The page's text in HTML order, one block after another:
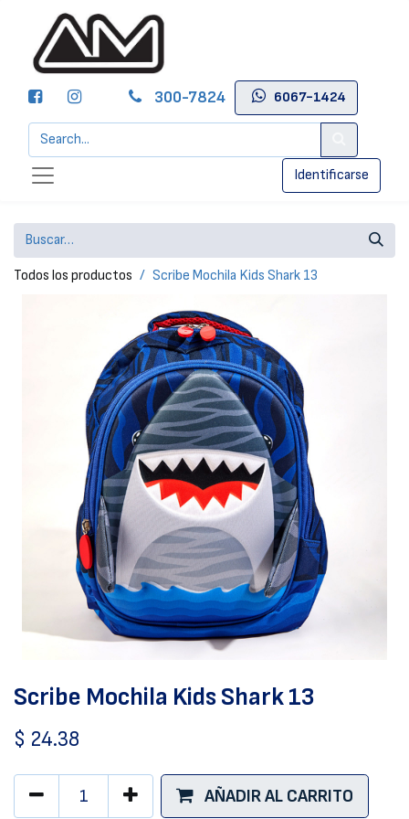
300-7824 6067-1424
Identificarse
Todos los productos Scribe Mochila Kids Shark 13
Scribe Mochila Kids Shark 13
$ 24.38
AÑADIR AL CARRITO